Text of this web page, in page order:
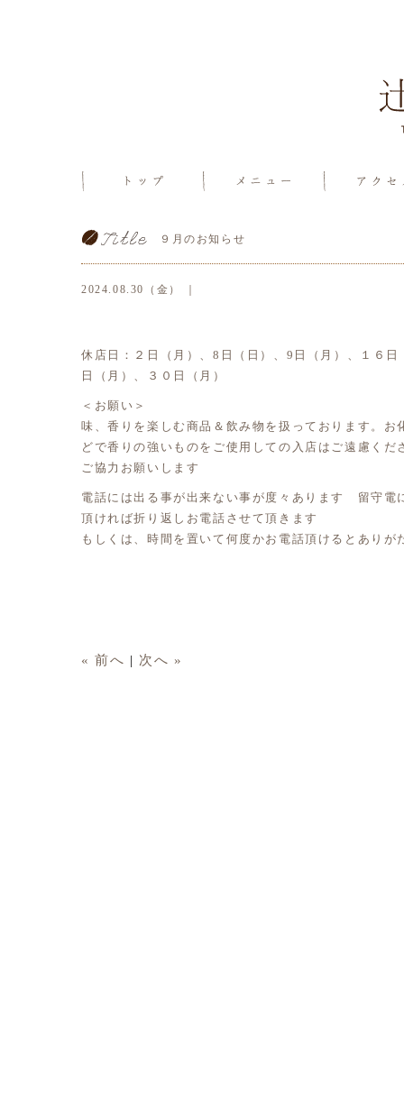
９月のお知らせ
2024.08.30（金） ｜
休店日：２日（月）、8日（日）、9日（月）、１６
日（月）、３０日（月）
＜お願い＞
味、香りを楽しむ商品＆飲み物を扱っております。お
どで香りの強いものをご使用しての入店はご遠慮くだ
ご協力お願いします
電話には出る事が出来ない事が度々あります 留守電
頂ければ折り返しお電話させて頂きます
もしくは、時間を置いて何度かお電話頂けるとありが
« 前へ | 次へ »